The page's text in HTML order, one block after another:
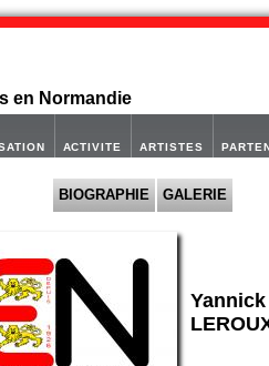
en Normandie
ACTIVITE ARTISTES
BIOGRAPHIE GALERIE
Yannick